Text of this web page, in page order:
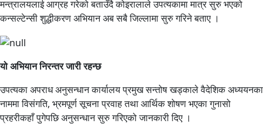
मन्त्रालयलाई आग्रह गरेको बताउँदै कोइरालाले उपत्यकामा मात्र सुरु भएको
कन्सल्टेन्सी शुद्धीकरण अभियान अब सबै जिल्लामा सुरु गरिने बताए ।
यो अभियान निरन्तर जारी रहन्छ
उपत्यका अपराध अनुसन्धान कार्यालय प्रमुख सन्तोष खड्काले वैदेशिक अध्ययनका
नाममा विसंगति, भ्रमपूर्ण सूचना प्रवाह तथा आर्थिक शोषण भएका गुनासो
प्रहरीकहाँ पुगेपछि अनुसन्धान सुरु गरिएको जानकारी दिए ।